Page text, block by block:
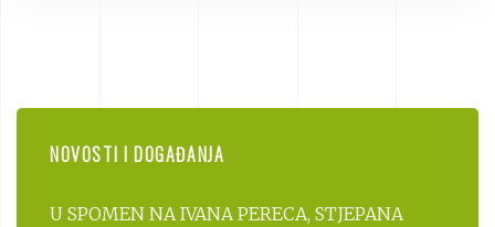
NOVOSTI I DOGAĐANJA
U SPOMEN NA IVANA PERECA, STJEPANA